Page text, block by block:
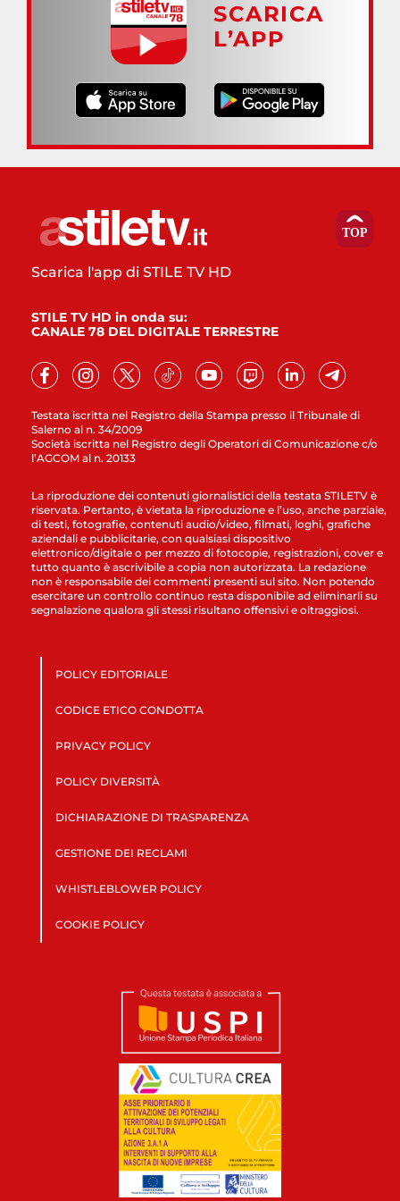
SCARICA
L’APP
Testata iscritta nel Registro della Stampa presso il Tribunale di
Salerno al n. 34/2009
Società iscritta nel Registro degli Operatori di Comunicazione c/o
l’AGCOM al n. 20133
Scarica l'app di STILE TV HD
STILE TV HD in onda su:
CANALE 78 DEL DIGITALE TERRESTRE
La riproduzione dei contenuti giornalistici della testata STILETV è
riservata. Pertanto, è vietata la riproduzione e l’uso, anche parziale,
di testi, fotografie, contenuti audio/video, filmati, loghi, grafiche
aziendali e pubblicitarie, con qualsiasi dispositivo
elettronico/digitale o per mezzo di fotocopie, registrazioni, cover e
tutto quanto è ascrivibile a copia non autorizzata. La redazione
non è responsabile dei commenti presenti sul sito. Non potendo
esercitare un controllo continuo resta disponibile ad eliminarli su
segnalazione qualora gli stessi risultano offensivi e oltraggiosi.
POLICY EDITORIALE
CODICE ETICO CONDOTTA
PRIVACY POLICY
POLICY DIVERSITÀ
DICHIARAZIONE DI TRASPARENZA
GESTIONE DEI RECLAMI
WHISTLEBLOWER POLICY
COOKIE POLICY